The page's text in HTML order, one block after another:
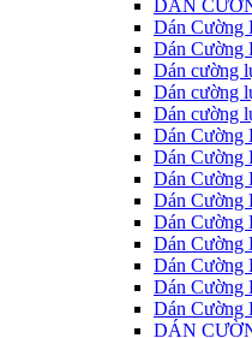
DÁN
Dán Cường
Dán
Dán cường
Dán cường
Dán cường
Dán Cường
Dán Cường
Dán Cường
Dán Cường
Dán Cường
Dán Cường
Dán Cường
Dán Cường
Dán Cường
DÁN